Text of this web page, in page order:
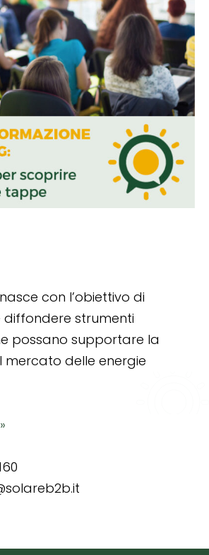
nasce con l’obiettivo di
diffondere strumenti
possano supportare la
mercato delle energie